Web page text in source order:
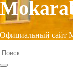
Официальный сайт